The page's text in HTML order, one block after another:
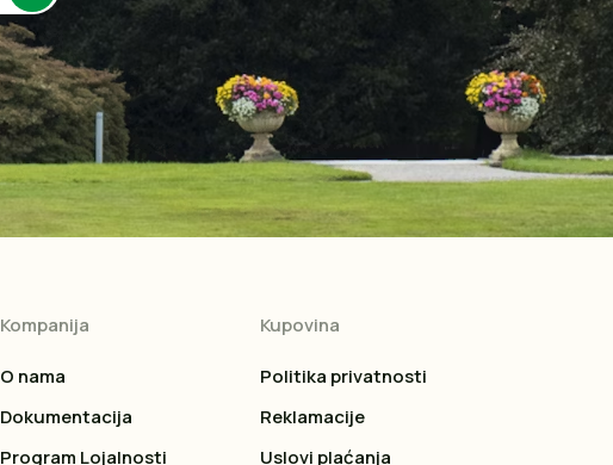
Kompanija
O nama
Dokumentacija
Program Lojalnosti
Kupovina
Politika privatnosti
Reklamacije
Uslovi plaćanja